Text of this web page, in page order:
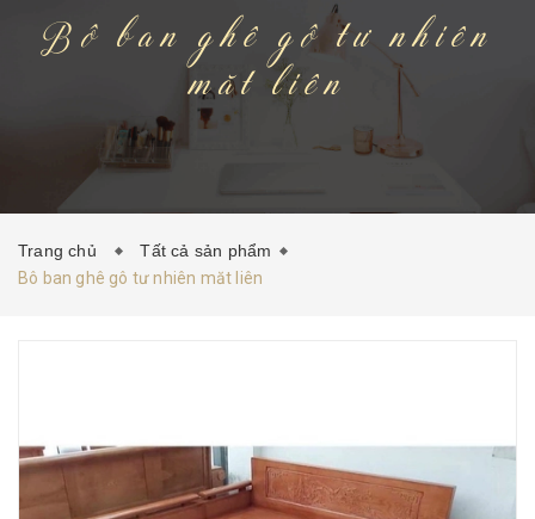
KHÁCH HÀNG CỦA CHÚNG TÔI
HƯỚNG DẪN MUA HÀNG
Bô ban ghê gô tư nhiên
măt liên
Trang chủ
Tất cả sản phẩm
Bô ban ghê gô tư nhiên măt liên